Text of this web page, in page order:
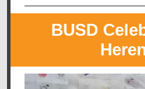
BUSD